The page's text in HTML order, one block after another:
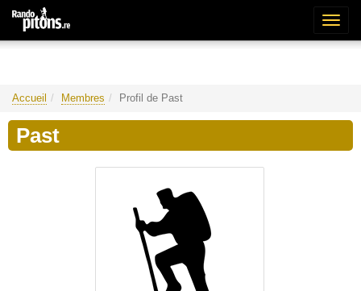
Accueil Membres Profil de Past
Past